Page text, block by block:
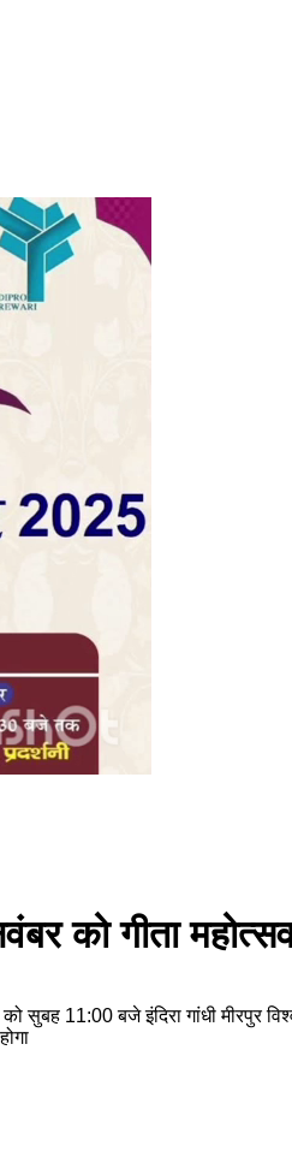
को गीता
सुबह 11:00 बजे इंदिरा गांधी मीरपुर